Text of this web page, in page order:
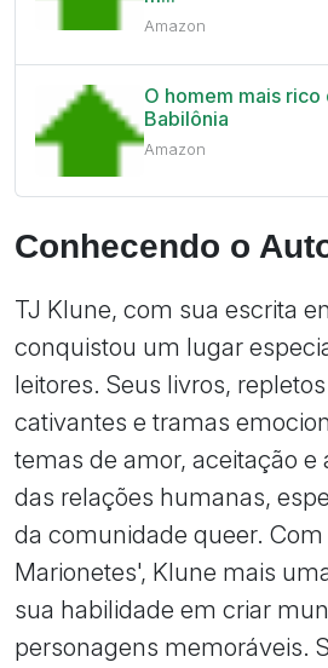
Amazon
O homem mais rico
Babilônia
Amazon
Conhecendo o
TJ Klune, com sua escrita
conquistou um lugar
leitores. Seus livros,
cativantes e tramas
temas de amor, aceitação
das relações humanas,
da comunidade queer. Com
Marionetes', Klune mais
sua habilidade em criar
personagens memoráveis.